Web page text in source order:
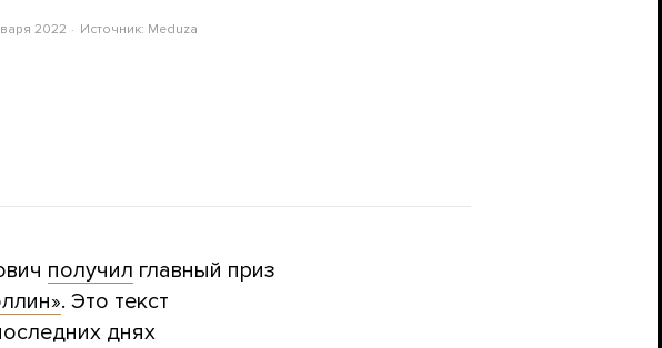
2022 Источник: Meduza
получил главный приз
. Это текст
днях